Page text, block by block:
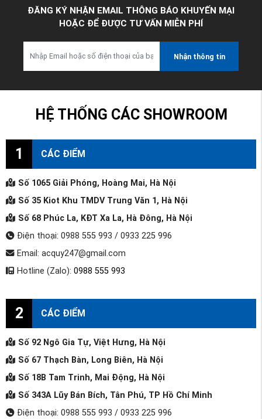
ĐĂNG KÝ NHẬN EMAIL THÔNG BÁO KHUYẾN MẠI
HOẶC ĐỂ ĐƯỢC TƯ VẤN MIỄN PHÍ
Nhận thông tin
HỆ THỐNG CÁC SHOWROOM
1 CÁC ĐIỂM
Số 1065 Giải Phóng, Hoàng Mai, Hà Nội
Số 35 Kiot Khu TMDV Trung Văn 1, Hà Nội
Số 68 Phúc La, KĐT Xa La, Hà Đông, Hà Nội
Điện thoại: 0988 555 993 / 0933 225 996
Email: acquy247@gmail.com
Hotline (Zalo): 0988 555 993
2 CÁC ĐIỂM
Số 92 Ngô Gia Tự, Việt Hưng, Hà Nội
Số 67 Thạch Bàn, Long Biên, Hà Nội
Số 18B Tam Trinh, Mai Động, Hà Nội
Số 343A Lũy Bán Bích, Tân Phú, TP Hồ Chí Minh
Điện thoại: 0988 555 993 / 0933 225 996